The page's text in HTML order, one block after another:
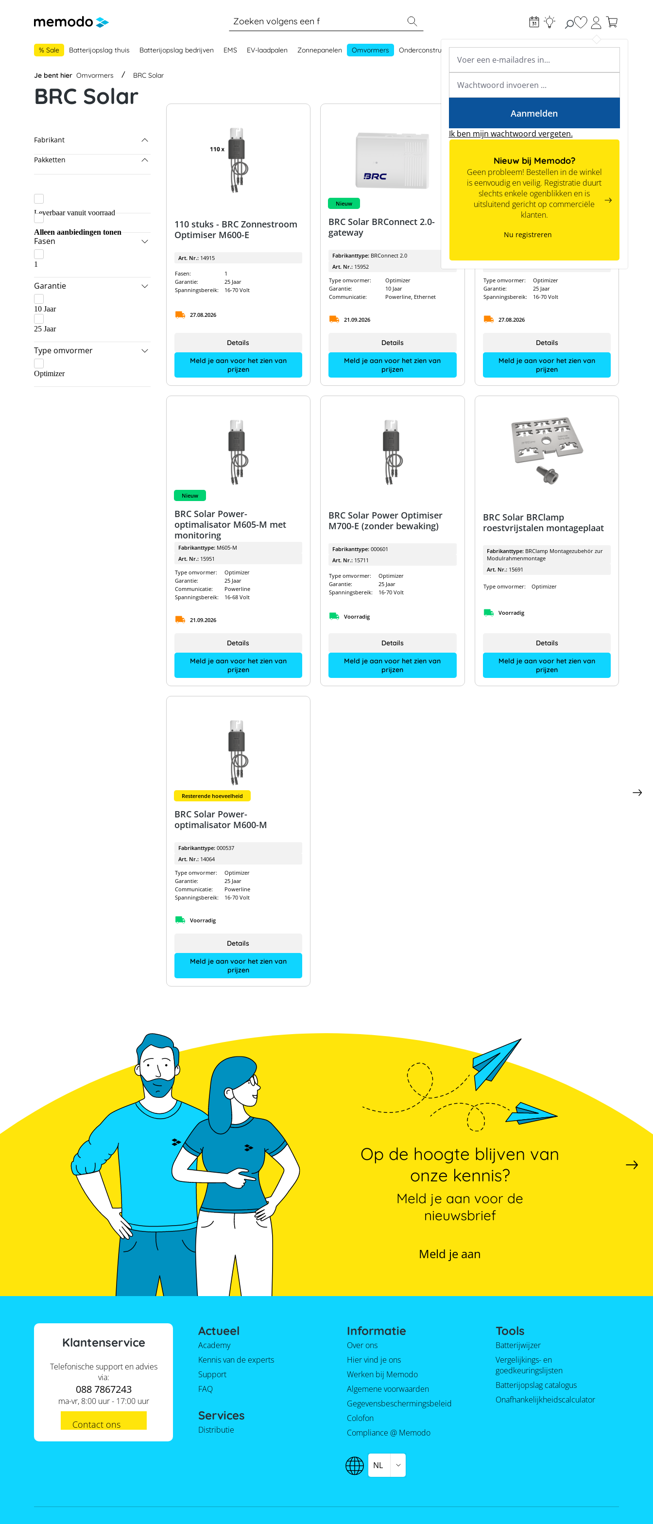
Academy & webinars
Expertkennis
Tools
Je hebt 0 items op
Ik ben mijn wachtwoord vergeten.
Aanmelden
Nieuw bij Memodo?
Geen probleem! Bestellen in de winkel
is eenvoudig en veilig. Registratie duurt
slechts enkele ogenblikken en is
uitsluitend gericht op commerciële
klanten.
Nu registreren
% Sale Batterijopslag thuis Batterijopslag bedrijven EMS EV-laadpalen Zonnepanelen Omvormers Onderconstructie Toebehoren
Je bent hier Omvormers BRC Solar
BRC Solar
Fabrikant
BRC Solar
Fronius
GoodWe
Kostal
SMA
SolarEdge & SolarEdge
SolaX
Solis
VARTA
Pakketten
Fronius Pakketten
GoodWe & BYD
Kostal & Dyness
RCT Power Pakketten
SMA & BYD
SMA Pakketten
Leverbaar vanuit voorraad
Alleen aanbiedingen tonen
Fasen
1
Garantie
10 Jaar
25 Jaar
Type omvormer
Optimizer
110 stuks - BRC Zonnestroom
Optimiser M600-E
Art. Nr.: 14915
Fasen:
1
Garantie:
25 Jaar
Spanningsbereik:
16-70 Volt
27.08.2026
Meld je aan voor het zien van
prijzen
Details
Nieuw
BRC Solar BRConnect 2.0-
gateway
Fabrikanttype: BRConnect 2.0
Art. Nr.: 15952
Type omvormer:
Optimizer
Garantie:
10 Jaar
Communicatie:
Powerline, Ethernet
21.09.2026
Meld je aan voor het zien van
prijzen
Details
BRC Solar Power Optimiser
M600-E (zonder bewaking)
Type omvormer:
Optimizer
Garantie:
25 Jaar
Spanningsbereik:
16-70 Volt
27.08.2026
Meld je aan voor het zien van
prijzen
Details
Nieuw
BRC Solar Power-
optimalisator M605-M met
monitoring
Fabrikanttype: M605-M
Art. Nr.: 15951
Type omvormer:
Optimizer
Garantie:
25 Jaar
Communicatie:
Powerline
Spanningsbereik:
16-68 Volt
21.09.2026
Meld je aan voor het zien van
prijzen
Details
BRC Solar Power Optimiser
M700-E (zonder bewaking)
Fabrikanttype:000601
Art. Nr.: 15711
Type omvormer:
Optimizer
Garantie:
25 Jaar
Spanningsbereik:
16-70 Volt
Voorradig
Meld je aan voor het zien van
prijzen
Details
BRC Solar BRClamp
roestvrijstalen montageplaat
Fabrikanttype: BRClamp Montagezubehör zur
Modulrahmenmontage
Art. Nr.: 15691
Type omvormer: Optimizer
Voorradig
Meld je aan voor het zien van
prijzen
Details
Resterende hoeveelheid
BRC Solar Power-
optimalisator M600-M
Fabrikanttype: 000537
Art. Nr.: 14064
Type omvormer:
Optimizer
Garantie:
25 Jaar
Communicatie:
Powerline
Spanningsbereik:
16-70 Volt
Voorradig
Meld je aan voor het zien van
prijzen
Details
Op de hoogte blijven van
onze kennis?
Meld je aan voor de
nieuwsbrief
Meld je aan
Klantenservice
Telefonische support en advies
via:
088 7867243
ma-vr, 8:00 uur - 17:00 uur
Contact ons
Actueel
Academy
Kennis van de experts
Support
FAQ
Services
Distributie
Informatie
Over ons
Hier vind je ons
Werken bij Memodo
Algemene voorwaarden
Gegevensbeschermingsbeleid
Colofon
Compliance @ Memodo
Tools
Batterijwijzer
Vergelijkings- en
goedkeuringslijsten
Batterijopslag catalogus
Onafhankelijkheidscalculator
NL